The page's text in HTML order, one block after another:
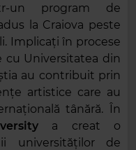
un program de
la Craiova peste
Implicați în procese
cu Universitatea din
au contribuit prin
artistice care au
tânără. În
a creat o
universităților de